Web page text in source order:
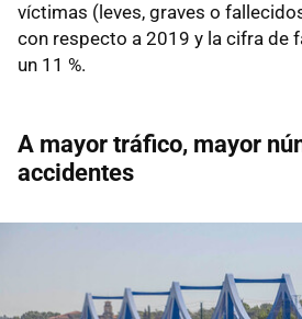
víctimas (leves, graves o
con respecto a 2019 y la cifra de
un 11 %.
A mayor tráfico, mayor
accidentes